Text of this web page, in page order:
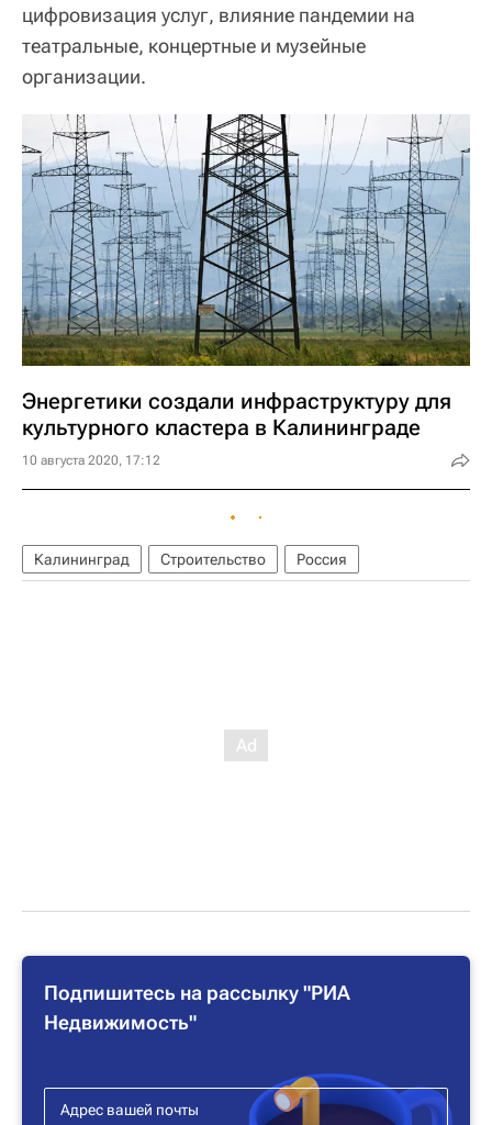
цифровизация услуг, влияние пандемии на
театральные, концертные и музейные
организации.
Энергетики создали инфраструктуру для
культурного кластера в Калининграде
10 августа 2020, 17:12
Калининград Строительство Россия
Подпишитесь на рассылку "РИА
Недвижимость"